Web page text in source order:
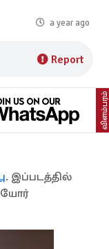
a year ago
Report
விளம்பரம்
. இப்படத்தில்